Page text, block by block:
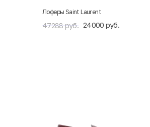
Лоферы Saint Laurent
47288 руб. 24000 руб.